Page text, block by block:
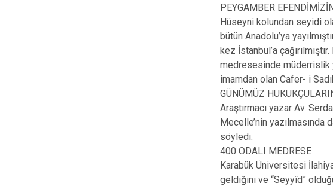
PEYGAMBER
Hüseyni kolundan seyidi
bütün Anadolu’ya
kez İstanbul’a
medresesinde müderrislik
imamdan olan Cafer- i
GÜNÜMÜZ
Araştırmacı yazar Av.
Mecelle’nin yazılmasında
söyledi.
400 ODALI MEDRESE
Karabük Üniversitesi
geldiğini ve “Seyyîd”